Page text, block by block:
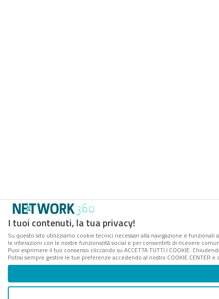
I tuoi contenuti, la tua privacy!
Su questo sito utilizziamo cookie tecnici necessari alla navigazione e
le interazioni con le nostre funzionalità social e per consentirti di ricevere
Puoi esprimere il tuo consenso cliccando su ACCETTA TUTTI I COOKIE.
Potrai sempre gestire le tue preferenze accedendo al nostro COOKIE